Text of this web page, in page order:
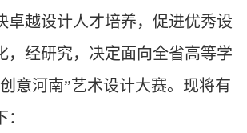
卓越设计人才培养，促进优秀设
，经研究，决定面向全省高等学
意河南”艺术设计大赛。现将有